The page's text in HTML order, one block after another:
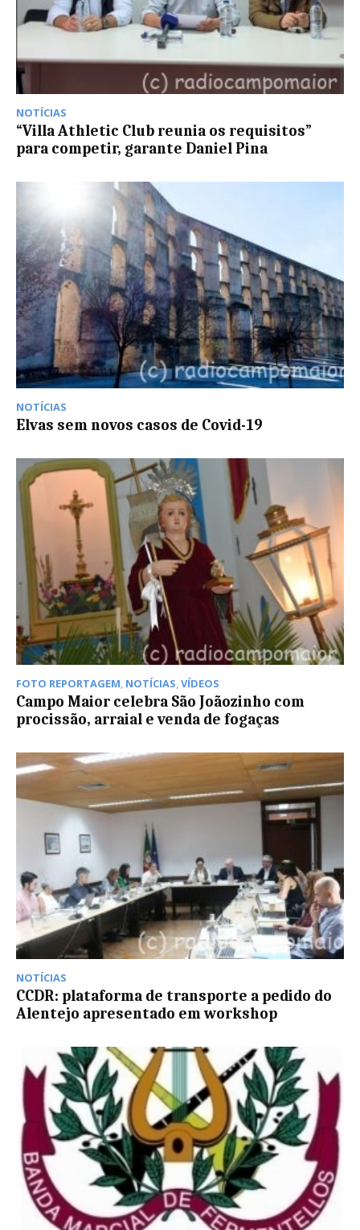
NOTÍCIAS
“Villa Athletic Club reunia os requisitos”
para competir, garante Daniel Pina
NOTÍCIAS
Elvas sem novos casos de Covid-19
FOTO REPORTAGEM, NOTÍCIAS,VÍDEOS
Campo Maior celebra São Joãozinho com
procissão, arraial e venda de fogaças
NOTÍCIAS
CCDR: plataforma de transporte a pedido do
Alentejo apresentado em workshop